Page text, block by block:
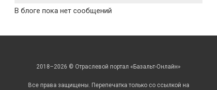
В блоге пока нет сообщений
2018–2026 © Отраслевой портал «Базальт-Онлайн»
Все права защищены. Перепечатка только со ссылкой на